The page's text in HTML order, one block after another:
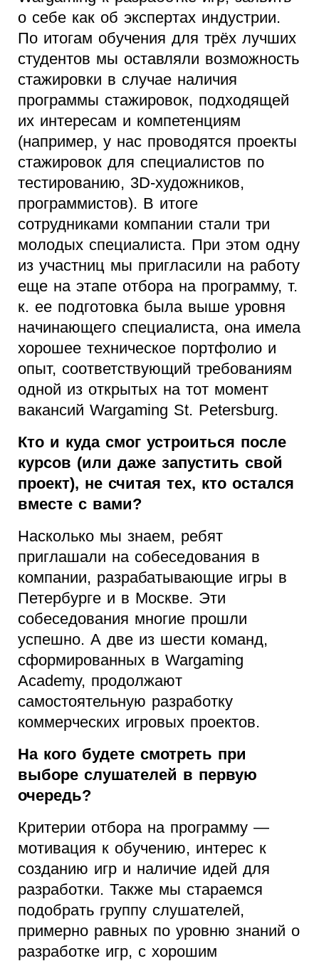
о себе как об экспертах индустрии.
По итогам обучения для трёх лучших
студентов мы оставляли возможность
стажировки в случае наличия
программы стажировок, подходящей
их интересам и компетенциям
(например, у нас проводятся проекты
стажировок для специалистов по
тестированию, 3D-художников,
программистов). В итоге
сотрудниками компании стали три
молодых специалиста. При этом одну
из участниц мы пригласили на работу
еще на этапе отбора на программу, т.
к. ее подготовка была выше уровня
начинающего специалиста, она имела
хорошее техническое портфолио и
опыт, соответствующий требованиям
одной из открытых на тот момент
вакансий Wargaming St. Petersburg.
Кто и куда смог устроиться после
курсов (или даже запустить свой
проект), не считая тех, кто остался
вместе с вами?
Насколько мы знаем, ребят
приглашали на собеседования в
компании, разрабатывающие игры в
Петербурге и в Москве. Эти
собеседования многие прошли
успешно. А две из шести команд,
сформированных в Wargaming
Academy, продолжают
самостоятельную разработку
коммерческих игровых проектов.
На кого будете смотреть при
выборе слушателей в первую
очередь?
Критерии отбора на программу —
мотивация к обучению, интерес к
созданию игр и наличие идей для
разработки. Также мы стараемся
подобрать группу слушателей,
примерно равных по уровню знаний о
разработке игр, с хорошим